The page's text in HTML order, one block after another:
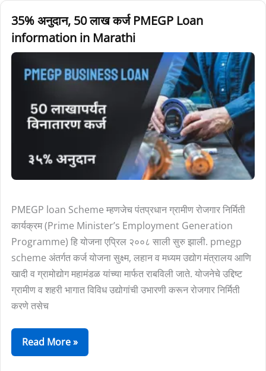
35% अनुदान, 50 लाख कर्ज PMEGP Loan
information in Marathi
PMEGP loan Scheme म्हणजेच पंतप्रधान ग्रामीण रोजगार निर्मिती
कार्यक्रम (Prime Minister’s Employment Generation
Programme) हि योजना एप्रिल २००८ साली सुरु झाली. pmegp
scheme अंतर्गत कर्ज योजना सुक्ष्म, लहान व मध्यम उद्योग मंत्रालय आणि
खादी व ग्रामोद्योग महामंडळ यांच्या मार्फत राबविली जाते. योजनेचे उद्दिष्ट
ग्रामीण व शहरी भागात विविध उद्योगांची उभारणी करून रोजगार निर्मिती
करणे तसेच
35%
अनुदान,
50
लाख
कर्ज
Loan
information
Marathi
Read More »